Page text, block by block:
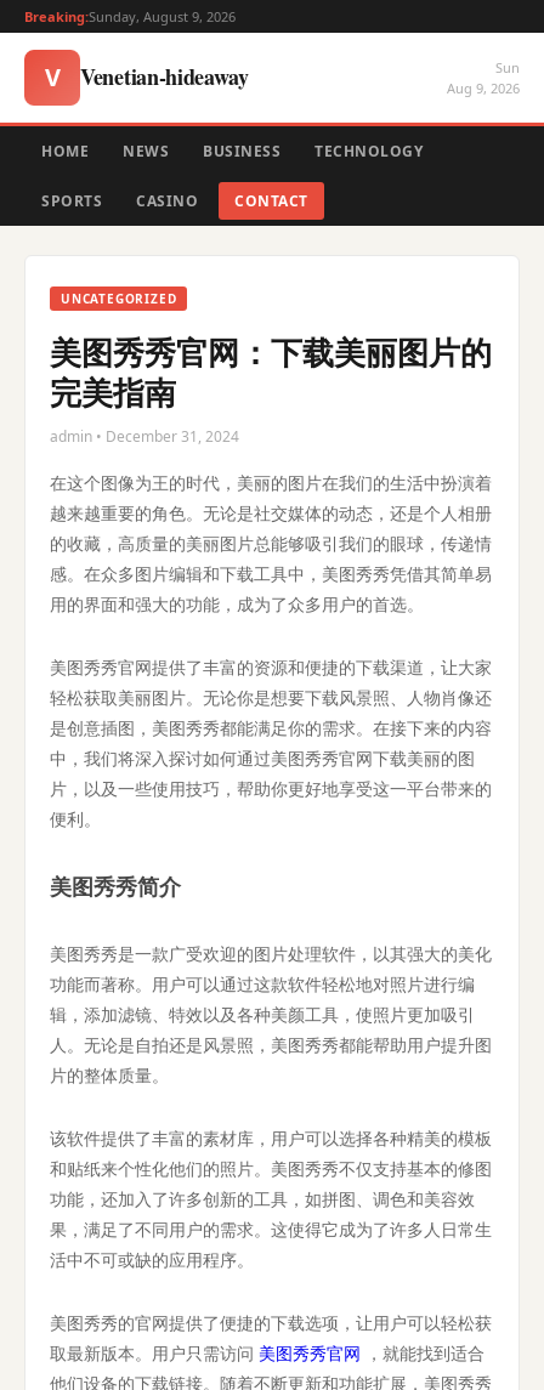
Breaking:Sunday, August 9, 2026
V Venetian-hideaway
Sun
Aug 9, 2026
HOME NEWS BUSINESS TECHNOLOGY
SPORTS CASINO CONTACT
UNCATEGORIZED
美图秀秀官网：下载美丽图片的
完美指南
admin • December 31, 2024
在这个图像为王的时代，美丽的图片在我们的生活中扮演着
越来越重要的角色。无论是社交媒体的动态，还是个人相册
的收藏，高质量的美丽图片总能够吸引我们的眼球，传递情
感。在众多图片编辑和下载工具中，美图秀秀凭借其简单易
用的界面和强大的功能，成为了众多用户的首选。
美图秀秀官网提供了丰富的资源和便捷的下载渠道，让大家
轻松获取美丽图片。无论你是想要下载风景照、人物肖像还
是创意插图，美图秀秀都能满足你的需求。在接下来的内容
中，我们将深入探讨如何通过美图秀秀官网下载美丽的图
片，以及一些使用技巧，帮助你更好地享受这一平台带来的
便利。
美图秀秀简介
美图秀秀是一款广受欢迎的图片处理软件，以其强大的美化
功能而著称。用户可以通过这款软件轻松地对照片进行编
辑，添加滤镜、特效以及各种美颜工具，使照片更加吸引
人。无论是自拍还是风景照，美图秀秀都能帮助用户提升图
片的整体质量。
该软件提供了丰富的素材库，用户可以选择各种精美的模板
和贴纸来个性化他们的照片。美图秀秀不仅支持基本的修图
功能，还加入了许多创新的工具，如拼图、调色和美容效
果，满足了不同用户的需求。这使得它成为了许多人日常生
活中不可或缺的应用程序。
美图秀秀的官网提供了便捷的下载选项，让用户可以轻松获
取最新版本。用户只需访问 美图秀秀官网 ，就能找到适合
他们设备的下载链接。随着不断更新和功能扩展，美图秀秀